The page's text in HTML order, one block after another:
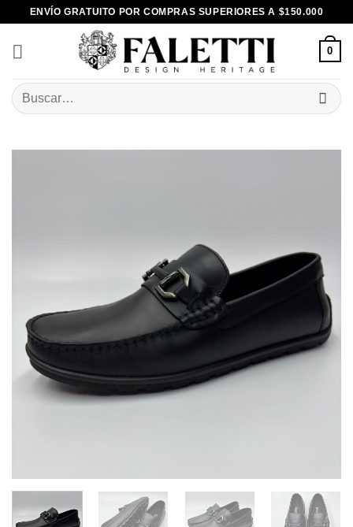
content
ENVÍO GRATUITO POR COMPRAS SUPERIORES A $150.000
0
Buscar
por: